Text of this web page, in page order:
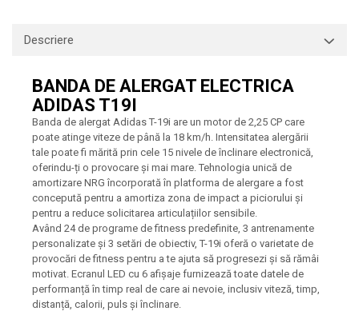
Descriere
BANDA DE ALERGAT ELECTRICA
ADIDAS T19I
Banda de alergat Adidas T-19i are un motor de 2,25 CP care
poate atinge viteze de până la 18 km/h. Intensitatea alergării
tale poate fi mărită prin cele 15 nivele de înclinare electronică,
oferindu-ți o provocare și mai mare. Tehnologia unică de
amortizare NRG încorporată în platforma de alergare a fost
concepută pentru a amortiza zona de impact a piciorului și
pentru a reduce solicitarea articulațiilor sensibile.
Având 24 de programe de fitness predefinite, 3 antrenamente
personalizate și 3 setări de obiectiv, T-19i oferă o varietate de
provocări de fitness pentru a te ajuta să progresezi și să rămâi
motivat. Ecranul LED cu 6 afișaje furnizează toate datele de
performanță în timp real de care ai nevoie, inclusiv viteză, timp,
distanță, calorii, puls și înclinare.